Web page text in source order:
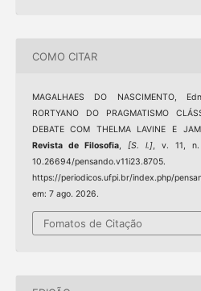
COMO CITAR
MAGALHAES DO NASCIMENTO,
RORTYANO DO PRAGMATISMO
DEBATE COM THELMA LAVINE E
Revista de Filosofia,[S. l.], v. 11, n.
10.26694/
https://periodicos.ufpi.br/index.php/
em: 7 ago. 2026.
Fomatos de Citação